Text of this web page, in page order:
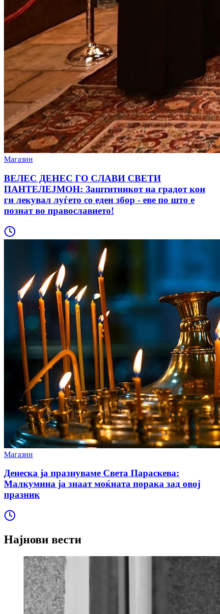
Магазин
ВЕЛЕС ДЕНЕС ГО СЛАВИ СВЕТИ
ПАНТЕЛЕЈМОН: Заштитникот на градот кои
ги лекувал луѓето со еден збор - еве по што е
познат во православието!
Магазин
Денеска ја празнуваме Света Параскева:
Малкумина ја знаат моќната порака зад овој
празник
Најнови вести